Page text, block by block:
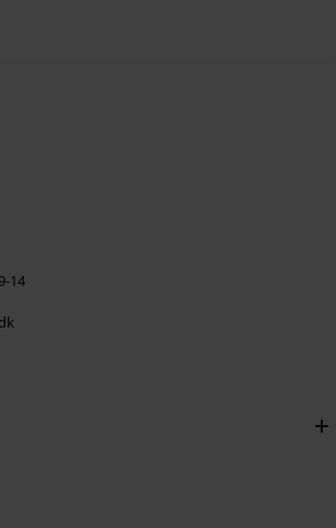
14